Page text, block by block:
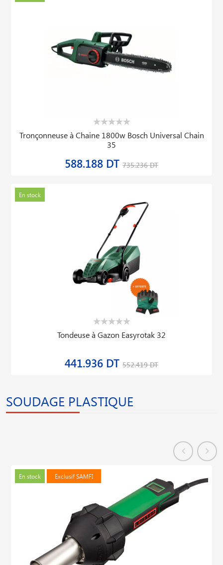
Tronçonneuse à Chaine 1800w Bosch Universal Chain
35
588.188 DT 735.236 DT
En stock
Tondeuse à Gazon Easyrotak 32
441.936 DT 552.419 DT
SOUDAGE PLASTIQUE
En stock Exclusif SAMFI